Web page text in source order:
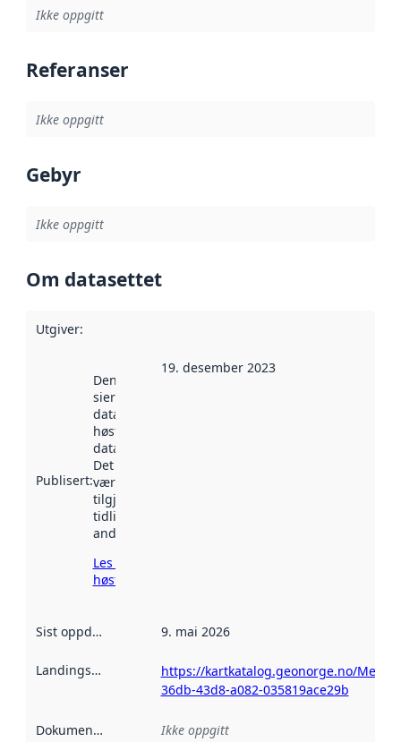
Ikke oppgitt
Referanser
Ikke oppgitt
Gebyr
Ikke oppgitt
Om datasettet
Utgiver:
Publisert:
Denne datoen
sier når
datasettet ble
høstet av
data.norge.no.
Det kan ha
vært
tilgjengelig
tidligere
andre steder.
Les mer om
høsting her
19. desember 2023
Sist oppdatert 9. mai 2026
Landingsside
https://kartkatalog.geonorge.no/
36db-43d8-a082-035819ace29b
Dokumentasjon Ikke oppgitt